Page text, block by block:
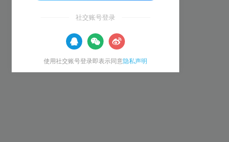
社交账号登录
使用社交账号登录即表示同意隐私声明